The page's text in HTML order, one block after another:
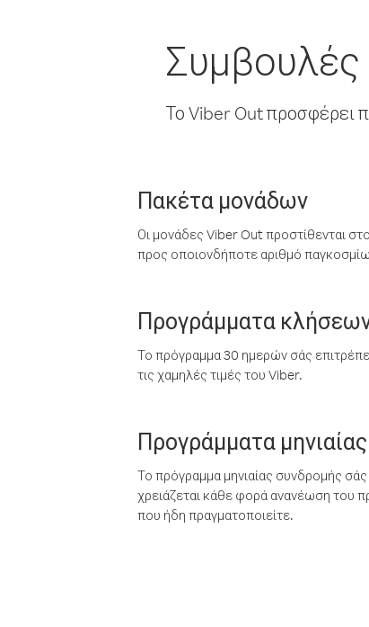
Συμβουλές
Το Viber Out προσφέρει
Πακέτα μονάδων
Οι μονάδες Viber Out προστίθενται
προς οποιονδήποτε αριθμό
Προγράμματα
Το πρόγραμμα 30 ημερών σάς
τις χαμηλές τιμές του Viber.
Προγράμματα
Το πρόγραμμα μηνιαίας συνδρομής
χρειάζεται κάθε φορά ανανέωση του
που ήδη πραγματοποιείτε.